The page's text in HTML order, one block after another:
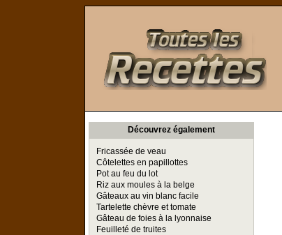
Découvrez également
Fricassée de veau
Côtelettes en papillottes
Pot au feu du lot
Riz aux moules à la belge
Gâteaux au vin blanc facile
Tartelette chèvre et tomate
Gâteau de foies à la lyonnaise
Feuilleté de truites